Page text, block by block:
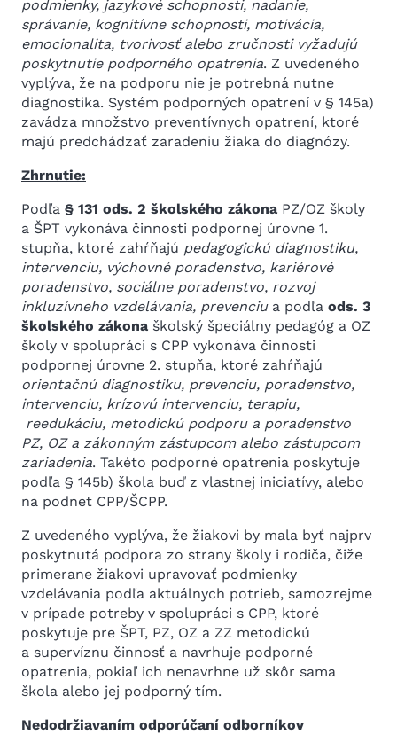
podmienky, jazykové schopnosti, nadanie,
správanie, kognitívne schopnosti, motivácia,
emocionalita, tvorivosť alebo zručnosti vyžadujú
poskytnutie podporného opatrenia. Z uvedeného
vyplýva, že na podporu nie je potrebná nutne
diagnostika. Systém podporných opatrení v § 145a)
zavádza množstvo preventívnych opatrení, ktoré
majú predchádzať zaradeniu žiaka do diagnózy.
Zhrnutie:
Podľa § 131 ods. 2 školského zákona PZ/OZ školy
a ŠPT vykonáva činnosti podpornej úrovne 1.
stupňa, ktoré zahŕňajú pedagogickú diagnostiku,
intervenciu, výchovné poradenstvo, kariérové
poradenstvo, sociálne poradenstvo, rozvoj
inkluzívneho vzdelávania, prevenciua podľa ods. 3
školského zákona školský špeciálny pedagóg a OZ
školy v spolupráci s CPP vykonáva činnosti
podpornej úrovne 2. stupňa, ktoré zahŕňajú
orientačnú diagnostiku, prevenciu, poradenstvo,
intervenciu, krízovú intervenciu, terapiu,
reedukáciu, metodickú podporu a poradenstvo
PZ, OZ a zákonným zástupcom alebo zástupcom
zariadenia. Takéto podporné opatrenia poskytuje
podľa § 145b) škola buď z vlastnej iniciatívy, alebo
na podnet CPP/ŠCPP.
Z uvedeného vyplýva, že žiakovi by mala byť najprv
poskytnutá podpora zo strany školy i rodiča, čiže
primerane žiakovi upravovať podmienky
vzdelávania podľa aktuálnych potrieb, samozrejme
v prípade potreby v spolupráci s CPP, ktoré
poskytuje pre ŠPT, PZ, OZ a ZZ metodickú
a supervíznu činnosť a navrhuje podporné
opatrenia, pokiaľ ich nenavrhne už skôr sama
škola alebo jej podporný tím.
Nedodržiavaním odporúčaní odborníkov